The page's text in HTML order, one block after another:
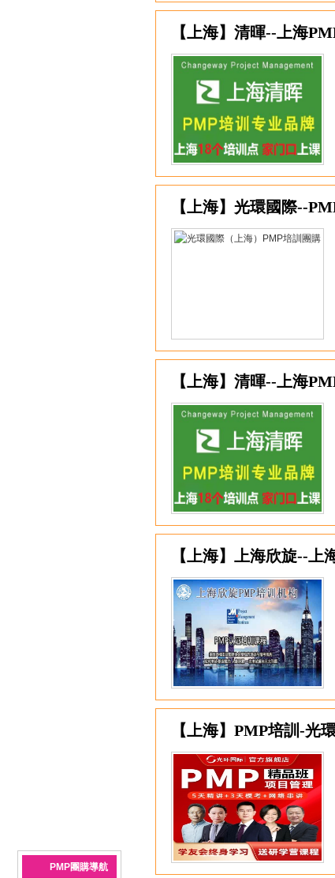
4
【上海】清暉--上海
5
【上海】光環國際--
6
【上海】清暉--上海
7
【上海】上海欣旋--上
8
【上海】PMP培訓-光
PMP團購導航